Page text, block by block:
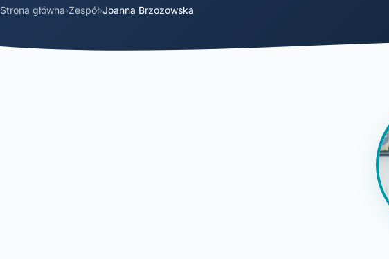
Strona główna›Zespół›Joanna Brzozowska